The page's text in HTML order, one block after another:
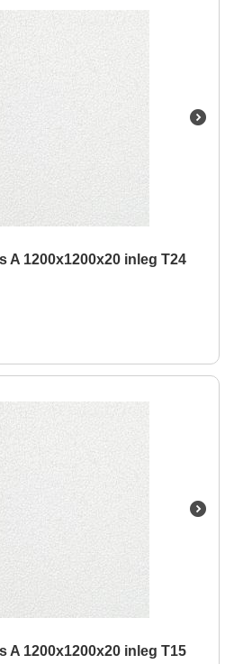
A 1200x1200x20 inleg T24
A 1200x1200x20 inleg T15